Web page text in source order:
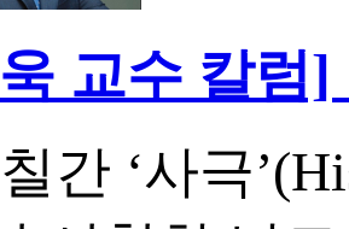
교수 칼럼]
간 ‘사극